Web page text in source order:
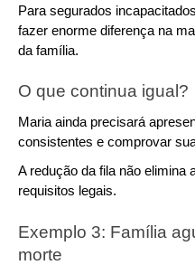
Para segurados
fazer enorme diferença na
da família.
O que continua igual?
Maria ainda precisará
consistentes e comprovar
A redução da fila não elimina
requisitos legais.
Exemplo 3: Família
morte